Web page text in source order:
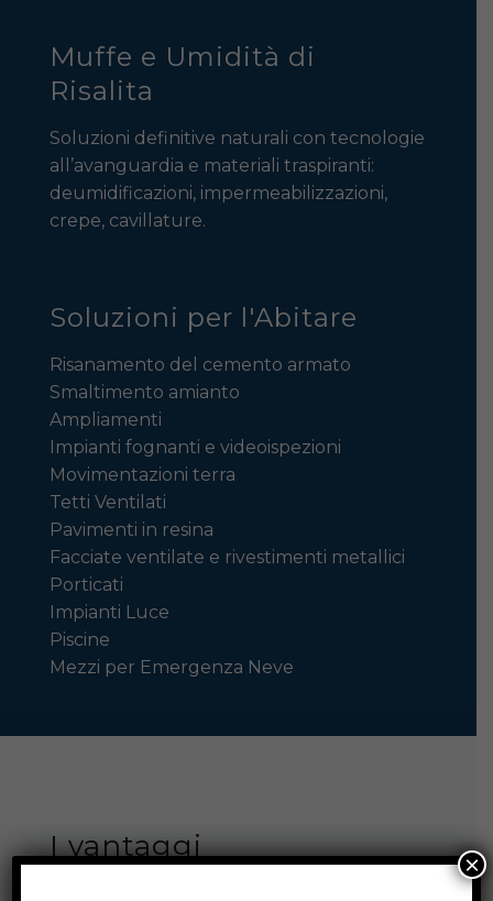
Muffe e Umidità di
Risalita
Soluzioni definitive naturali con tecnologie
all’avanguardia e materiali traspiranti:
deumidificazioni, impermeabilizzazioni,
crepe, cavillature.
Soluzioni per l'Abitare
Risanamento del cemento armato
Smaltimento amianto
Ampliamenti
Impianti fognanti e videoispezioni
Movimentazioni terra
Tetti Ventilati
Pavimenti in resina
Facciate ventilate e rivestimenti metallici
Porticati
Impianti Luce
Piscine
Mezzi per Emergenza Neve
I vantaggi
×